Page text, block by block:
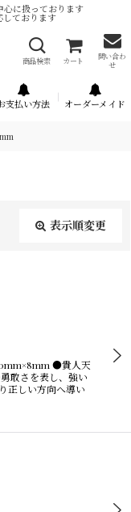
心に扱っております
しております
商品検索 カート
問い合わ
せ
支払い方法 オーダーメイド
表示順変更
●貴人天
敢さを表し、強い
正しい方向へ導い